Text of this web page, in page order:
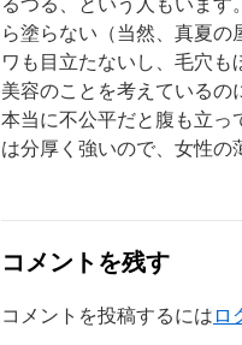
ら塗らない（当然、真夏
ワも目立たないし、毛穴
美容のことを考えているの
本当に不公平だと腹も立っ
は分厚く強いので、女性の
コメントを残す
コメントを投稿するにはロ